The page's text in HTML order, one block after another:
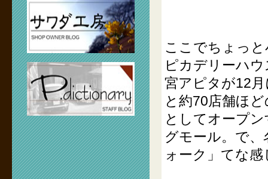
ここでちょっ
ピカデリーハ
宮アピタが12
と約70店舗ほ
としてオープ
グモール。で
ォーク」てな